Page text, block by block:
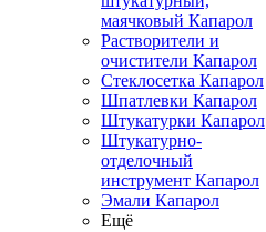
маячковый Капарол
Растворители и
очистители Капарол
Cтеклосетка Капарол
Шпатлевки Капарол
Штукатурки Капарол
Штукатурно-
отделочный
инструмент Капарол
Эмали Капарол
Ещё